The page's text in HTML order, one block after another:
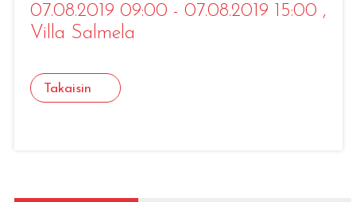
07.08.2019 09:00 - 07.08.2019 15:00 ,
Villa Salmela
Takaisin